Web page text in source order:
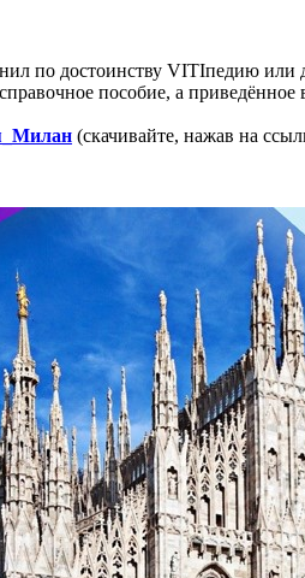
по достоинству VITIпедию
пособие, а
(скачивайте, нажав на